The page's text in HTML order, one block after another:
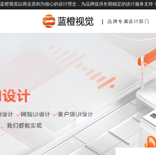
蓝橙视觉以商业原则为核心的设计理念，为品牌提供长期稳定的设计服务支持！
品牌专属设计部门